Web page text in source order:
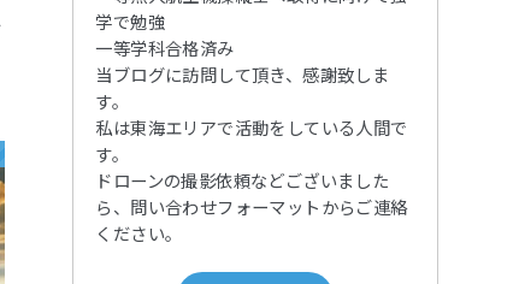
学で勉強
一等学科合格済み
当ブログに訪問して頂き、感謝致しま
す。
私は東海エリアで活動をしている人間で
す。
ドローンの撮影依頼などございました
ら、問い合わせフォーマットからご連絡
ください。